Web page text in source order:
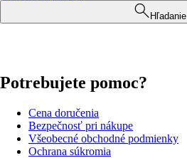
Hľadanie
Potrebujete pomoc?
Cena doručenia
Bezpečnosť pri nákupe
Všeobecné obchodné podmienky
Ochrana súkromia